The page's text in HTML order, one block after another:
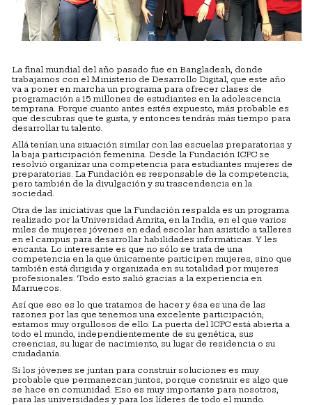
La final mundial del año pasado fue en Bangladesh, donde
trabajamos con el Ministerio de Desarrollo Digital, que este año
va a poner en marcha un programa para ofrecer clases de
programación a 15 millones de estudiantes en la adolescencia
temprana. Porque cuanto antes estés expuesto, más probable es
que descubras que te gusta, y entonces tendrás más tiempo para
desarrollar tu talento.
Allá tenían una situación similar con las escuelas preparatorias y
la baja participación femenina. Desde la Fundación ICPC se
resolvió organizar una competencia para estudiantes mujeres de
preparatorias. La Fundación es responsable de la competencia,
pero también de la divulgación y su trascendencia en la
sociedad.
Otra de las iniciativas que la Fundación respalda es un programa
realizado por la Universidad Amrita, en la India, en el que varios
miles de mujeres jóvenes en edad escolar han asistido a talleres
en el campus para desarrollar habilidades informáticas. Y les
encanta. Lo interesante es que no sólo se trata de una
competencia en la que únicamente participen mujeres, sino que
también está dirigida y organizada en su totalidad por mujeres
profesionales. Todo esto salió gracias a la experiencia en
Marruecos.
Así que eso es lo que tratamos de hacer y ésa es una de las
razones por las que tenemos una excelente participación;
estamos muy orgullosos de ello. La puerta del ICPC está abierta a
todo el mundo, independientemente de su genética, sus
creencias, su lugar de nacimiento, su lugar de residencia o su
ciudadanía.
Si los jóvenes se juntan para construir soluciones es muy
probable que permanezcan juntos, porque construir es algo que
se hace en comunidad. Eso es muy importante para nosotros,
para las universidades y para los líderes de todo el mundo.